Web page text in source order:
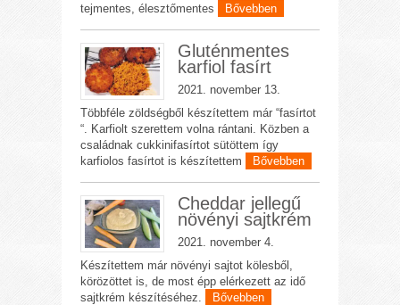
tejmentes, élesztőmentes
Bővebben
Gluténmentes
karfiol fasírt
2021. november 13.
Többféle zöldségből készítettem már “fasírtot
“. Karfiolt szerettem volna rántani. Közben a
családnak cukkinifasírtot sütöttem így
karfiolos fasírtot is készítettem
Bővebben
Cheddar jellegű
növényi sajtkrém
2021. november 4.
Készítettem már növényi sajtot kölesből,
körözöttet is, de most épp elérkezett az idő
sajtkrém készítéséhez.
Bővebben